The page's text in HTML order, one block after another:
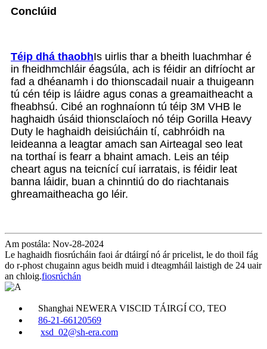
Conclúid
Téip dhá thaobhIs uirlis thar a bheith luachmhar é
in fheidhmchláir éagsúla, ach is féidir an difríocht ar
fad a dhéanamh i do thionscadail nuair a thuigeann
tú cén téip is láidre agus conas a greamaitheacht a
fheabhsú. Cibé an roghnaíonn tú téip 3M VHB le
haghaidh úsáid thionsclaíoch nó téip Gorilla Heavy
Duty le haghaidh deisiúcháin tí, cabhróidh na
leideanna a leagtar amach san Airteagal seo leat
na torthaí is fearr a bhaint amach. Leis an téip
cheart agus na teicnící cuí iarratais, is féidir leat
banna láidir, buan a chinntiú do do riachtanais
ghreamaitheacha go léir.
Am postála: Nov-28-2024
Le haghaidh fiosrúcháin faoi ár dtáirgí nó ár pricelist, le do thoil fág
do r-phost chugainn agus beidh muid i dteagmháil laistigh de 24 uair
an chloig.fiosrúchán
Shanghai NEWERA VISCID TÁIRGÍ CO, TEO
86-21-66120569
xsd_02@sh-era.com